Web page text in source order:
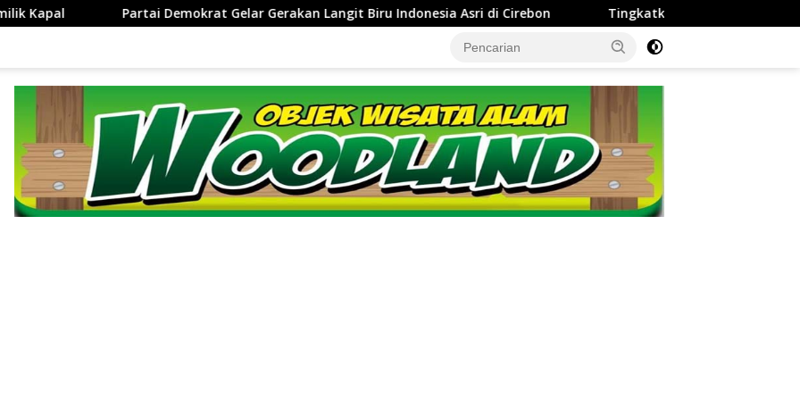
Gelar Gerakan Langit Biru Indonesia Asri di Cirebon ‎Tingkatkan Kinerja dan Integritas Manajer, Perumda Tirta